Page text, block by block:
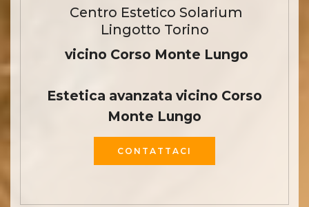
Centro Estetico Solarium
Lingotto Torino
vicino Corso Monte Lungo
Estetica avanzata vicino Corso
Monte Lungo
CONTATTACI